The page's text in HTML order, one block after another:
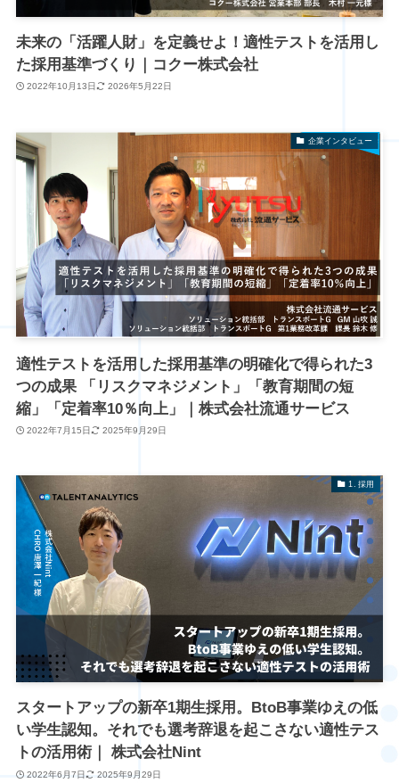
未来の「活躍人財」を定義せよ！適性テストを活用し
た採用基準づくり｜コクー株式会社
2022年10月13日 2026年5月22日
企業インタビュー
適性テストを活用した採用基準の明確化で得られた3
つの成果 「リスクマネジメント」「教育期間の短
縮」「定着率10％向上」｜株式会社流通サービス
2022年7月15日 2025年9月29日
1. 採用
スタートアップの新卒1期生採用。BtoB事業ゆえの低
い学生認知。それでも選考辞退を起こさない適性テス
トの活用術｜ 株式会社Nint
2022年6月7日 2025年9月29日